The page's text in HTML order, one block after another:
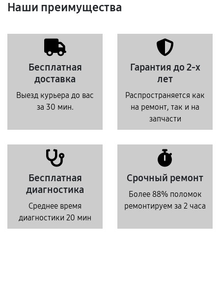
Наши преимущества
Бесплатная
доставка
Выезд курьера до вас
за 30 мин.
Гарантия до 2-х
лет
Распространяется как
на ремонт, так и на
запчасти
Бесплатная
диагностика
Среднее время
диагностики 20 мин
Срочный ремонт
Более 88% поломок
ремонтируем за 2 часа